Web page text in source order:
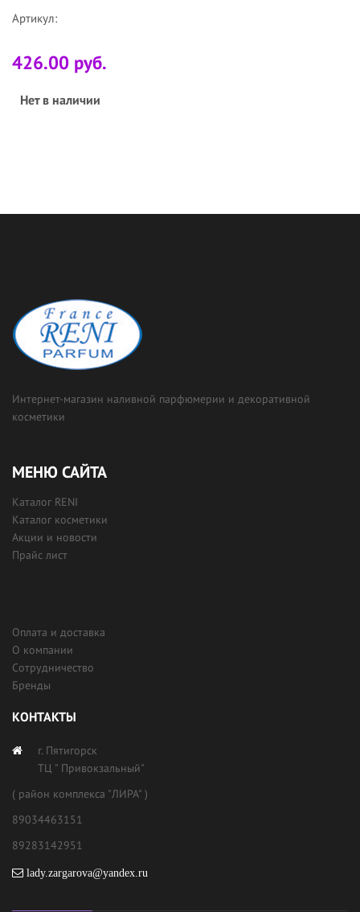
Артикул:
426.00 руб.
Нет в наличии
Интернет-магазин наливной парфюмерии и декоративной
косметики
МЕНЮ САЙТА
Каталог RENI
Каталог косметики
Акции и новости
Прайс лист
Оплата и доставка
О компании
Сотрудничество
Бренды
КОНТАКТЫ
г. Пятигорск
ТЦ " Привокзальный"
( район комплекса "ЛИРА" )
89034463151
89283142951
lady.zargarova@yandex.ru